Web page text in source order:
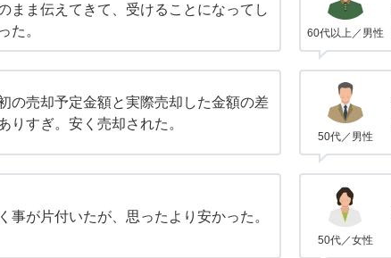
まま伝えてきて、受けることになってし
た。
60代以上／男性
の売却予定金額と実際売却した金額の差
りすぎ。安く売却された。
50代／男性
事が片付いたが、思ったより安かった。
50代／女性